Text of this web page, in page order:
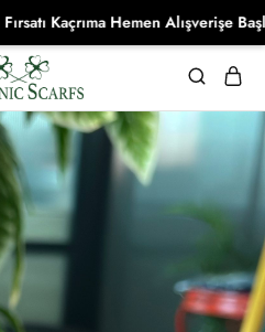
Kaçrıma Hemen Alışverişe Başla!